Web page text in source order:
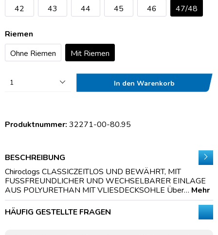
42
43 44 45 46 47/48
Riemen
Ohne Riemen
Mit Riemen
1 In den Warenkorb
Produktnummer: 32271-00-80.95
BESCHREIBUNG
Chiroclogs CLASSICZEITLOS UND BEWÄHRT, MIT
FUSSFREUNDLICHER UND WECHSELBARER EINLAGE
AUS POLYURETHAN MIT VLIESDECKSOHLE Über… Mehr
HÄUFIG GESTELLTE FRAGEN